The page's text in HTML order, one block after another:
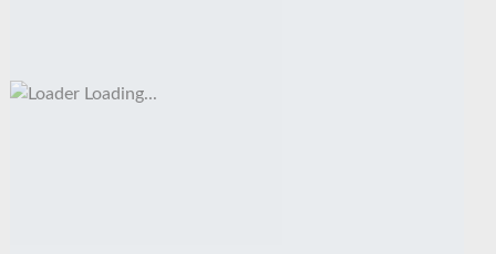
Loading...